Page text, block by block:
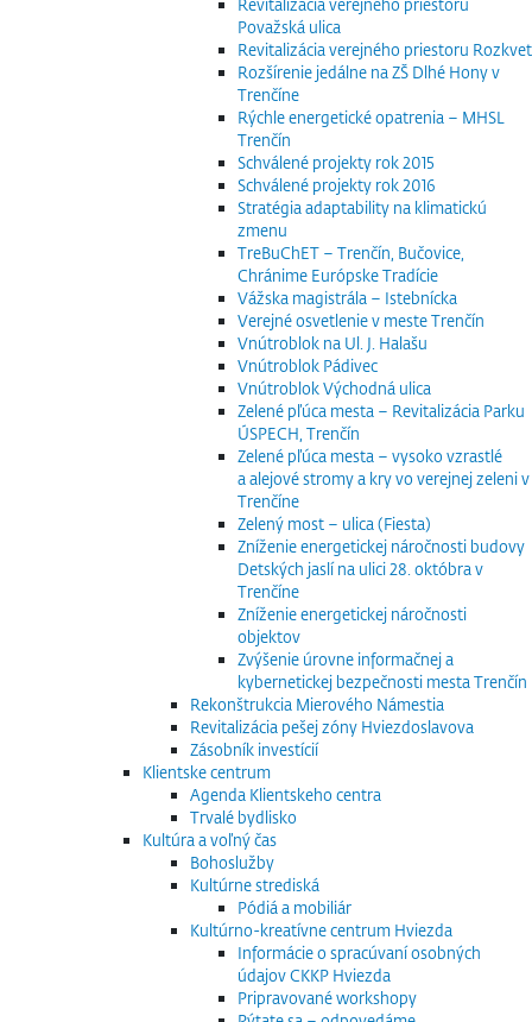
Revitalizácia verejného priestoru
Považská ulica
Revitalizácia verejného priestoru Rozkvet
Rozšírenie jedálne na ZŠ Dlhé Hony v
Trenčíne
Rýchle energetické opatrenia – MHSL
Trenčín
Schválené projekty rok 2015
Schválené projekty rok 2016
Stratégia adaptability na klimatickú
zmenu
TreBuChET – Trenčín, Bučovice,
Chránime Európske Tradície
Vážska magistrála – Istebnícka
Verejné osvetlenie v meste Trenčín
Vnútroblok na Ul. J. Halašu
Vnútroblok Pádivec
Vnútroblok Východná ulica
Zelené pľúca mesta – Revitalizácia Parku
ÚSPECH, Trenčín
Zelené pľúca mesta – vysoko vzrastlé
a alejové stromy a kry vo verejnej zeleni v
Trenčíne
Zelený most – ulica (Fiesta)
Zníženie energetickej náročnosti budovy
Detských jaslí na ulici 28. októbra v
Trenčíne
Zníženie energetickej náročnosti
objektov
Zvýšenie úrovne informačnej a
kybernetickej bezpečnosti mesta Trenčín
Rekonštrukcia Mierového Námestia
Revitalizácia pešej zóny Hviezdoslavova
Zásobník investícií
Klientske centrum
Agenda Klientskeho centra
Trvalé bydlisko
Kultúra a voľný čas
Bohoslužby
Kultúrne strediská
Pódiá a mobiliár
Kultúrno-kreatívne centrum Hviezda
Informácie o spracúvaní osobných
údajov CKKP Hviezda
Pripravované workshopy